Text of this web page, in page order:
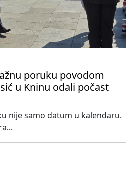
poruku povodom
u Kninu odali počast
nije samo datum u kalendaru.